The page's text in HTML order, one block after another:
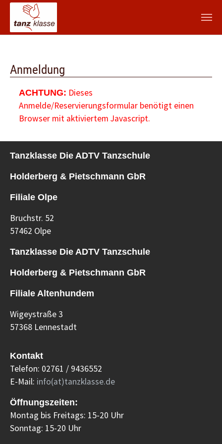
Anmeldung
ACHTUNG: Dieses
Anmelde/Reservierungsformular benötigt einen
Browser mit aktiviertem Javascript.
Tanzklasse Die ADTV Tanzschule
Holderberg & Pietschmann GbR
Filiale Olpe
Bruchstr. 52
57462 Olpe
Tanzklasse Die ADTV Tanzschule
Holderberg & Pietschmann GbR
Filiale Altenhundem
Wigeystraße 3
57368 Lennestadt
Kontakt
Telefon: 02761 / 9436552
E-Mail: info(at)tanzklasse.de
Öffnungszeiten:
Montag bis Freitags: 15-20 Uhr
Sonntag: 15-20 Uhr